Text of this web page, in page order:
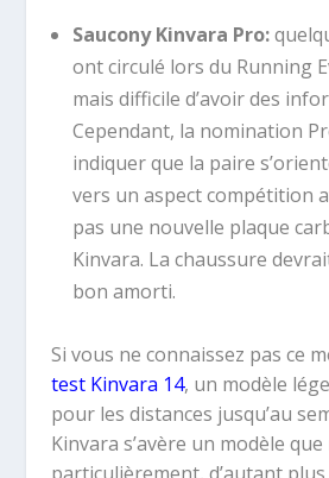
Saucony Kinvara Pro:
ont circulé lors du Running
mais difficile d’avoir des
Cependant, la nomination
indiquer que la paire
vers un aspect compétition
pas une nouvelle plaque
Kinvara. La chaussure
bon amorti.
Si vous ne connaissez pas ce
test Kinvara 14, un modèle
pour les distances jusqu’au
Kinvara s’avère un modèle